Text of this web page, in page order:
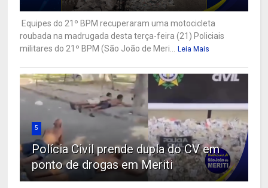
Equipes do 21º BPM recuperaram uma motocicleta
roubada na madrugada desta terça-feira (21) Policiais
militares do 21º BPM (São João de Meri... Leia Mais
5
Polícia Civil prende dupla do CV em
ponto de drogas em Meriti